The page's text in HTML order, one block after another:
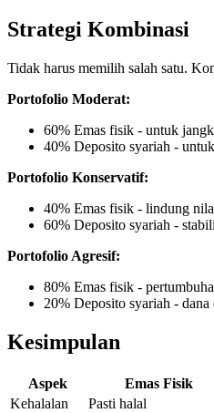
Strategi Kombinasi
Tidak harus memilih salah satu.
Portofolio Moderat:
60% Emas fisik - untuk
40% Deposito syariah -
Portofolio Konservatif:
40% Emas fisik - lindung
60% Deposito syariah -
Portofolio Agresif:
80% Emas fisik -
20% Deposito syariah - dana
Kesimpulan
Aspek Emas Fisik
Kehalalan
Pasti halal